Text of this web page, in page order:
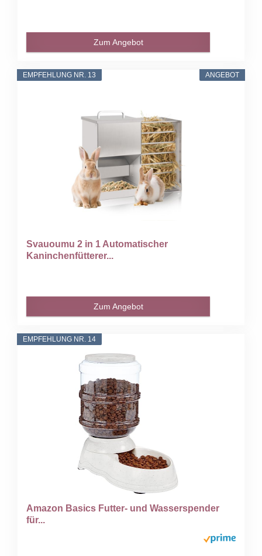
Zum Angebot
ANGEBOT
EMPFEHLUNG NR. 13
Svauoumu 2 in 1 Automatischer
Kaninchenfütterer...
Zum Angebot
EMPFEHLUNG NR. 14
Amazon Basics Futter- und Wasserspender
für...